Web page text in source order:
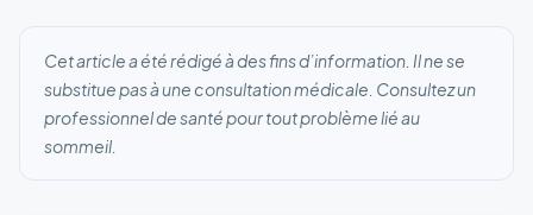
Cet article a été rédigé à des fins d’information. Il ne se
substitue pas à une consultation médicale. Consultez un
professionnel de santé pour tout problème lié au
sommeil.